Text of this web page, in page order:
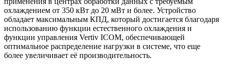
охлаждением от 350 кВт до 20 мВт и более. Устройство
обладает максимальным КПД, который достигается благодаря
использованию функции естественного охлаждения и
функции управления Vertiv ICOM, обеспечивающей
оптимальное распределение нагрузки в системе, что еще
более увеличивает её производительность.